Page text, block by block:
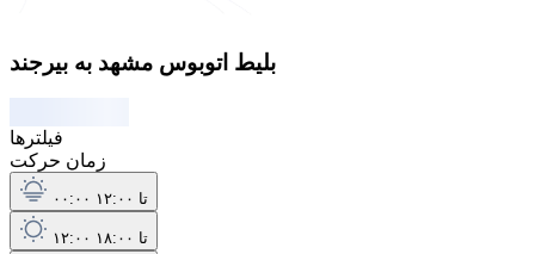
بلیط اتوبوس مشهد به بیرجند
فیلترها
زمان حرکت
۰۰:۰۰ تا ۱۲:۰۰
۱۲:۰۰ تا ۱۸:۰۰